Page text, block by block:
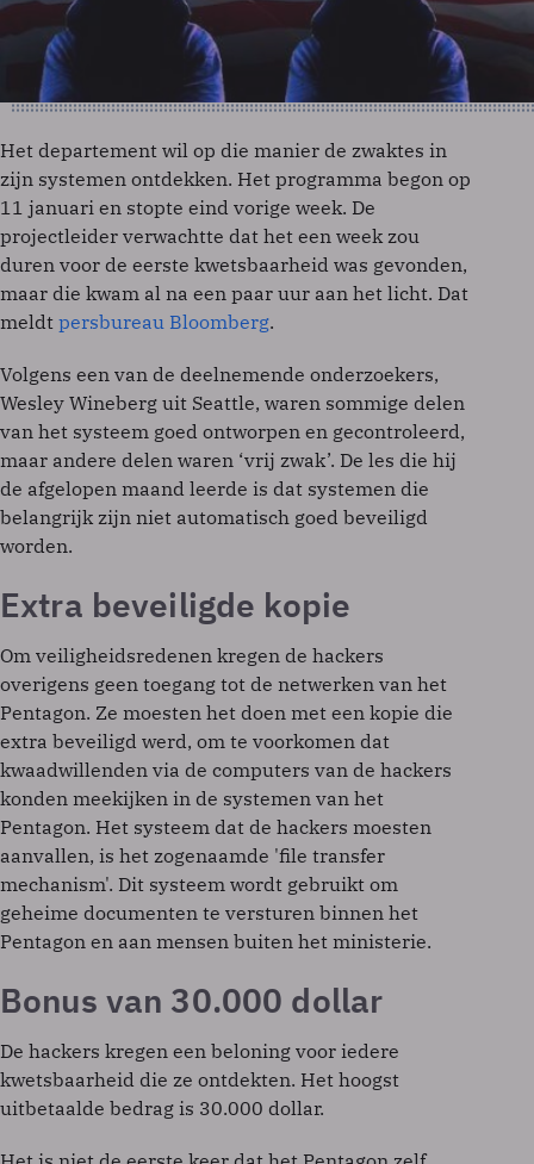
Het departement wil op die manier de zwaktes in
zijn systemen ontdekken. Het programma begon op
11 januari en stopte eind vorige week. De
projectleider verwachtte dat het een week zou
duren voor de eerste kwetsbaarheid was gevonden,
maar die kwam al na een paar uur aan het licht. Dat
meldt persbureau Bloomberg.
Volgens een van de deelnemende onderzoekers,
Wesley Wineberg uit Seattle, waren sommige delen
van het systeem goed ontworpen en gecontroleerd,
maar andere delen waren ‘vrij zwak’. De les die hij
de afgelopen maand leerde is dat systemen die
belangrijk zijn niet automatisch goed beveiligd
worden.
Extra beveiligde kopie
Om veiligheidsredenen kregen de hackers
overigens geen toegang tot de netwerken van het
Pentagon. Ze moesten het doen met een kopie die
extra beveiligd werd, om te voorkomen dat
kwaadwillenden via de computers van de hackers
konden meekijken in de systemen van het
Pentagon. Het systeem dat de hackers moesten
aanvallen, is het zogenaamde 'file transfer
mechanism'. Dit systeem wordt gebruikt om
geheime documenten te versturen binnen het
Pentagon en aan mensen buiten het ministerie.
Bonus van 30.000 dollar
De hackers kregen een beloning voor iedere
kwetsbaarheid die ze ontdekten. Het hoogst
uitbetaalde bedrag is 30.000 dollar.